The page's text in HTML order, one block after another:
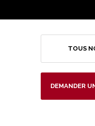
TOUS
DEMANDER